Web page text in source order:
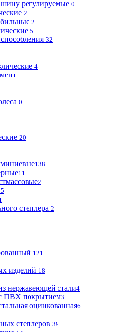
регулируемые 0
2
2
5
32
4
0
20
138
11
2
5
степлера 2
121
изделий 18
нержавеющей стали4
ПВХ покрытием3
оцинкованная6
степлеров 39